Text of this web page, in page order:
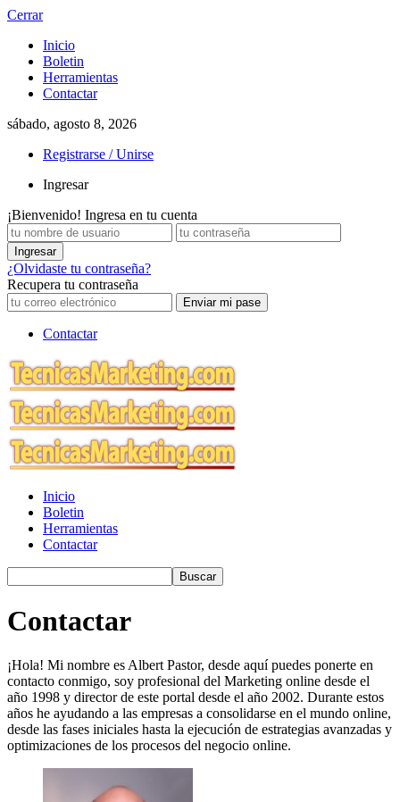
Cerrar
Inicio
Boletin
Herramientas
Contactar
sábado, agosto 8, 2026
Registrarse / Unirse
Ingresar
¡Bienvenido! Ingresa en tu cuenta
¿Olvidaste tu contraseña?
Recupera tu contraseña
Contactar
Inicio
Boletin
Herramientas
Contactar
Contactar
¡Hola! Mi nombre es Albert Pastor, desde aquí puedes ponerte en
contacto conmigo, soy profesional del Marketing online desde el
año 1998 y director de este portal desde el año 2002. Durante estos
años he ayudando a las empresas a consolidarse en el mundo online,
desde las fases iniciales hasta la ejecución de estrategias avanzadas y
optimizaciones de los procesos del negocio online.